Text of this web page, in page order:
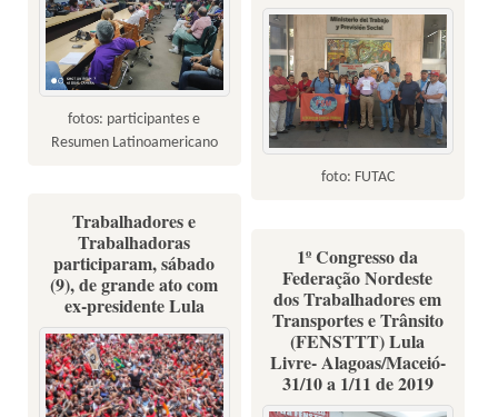
fotos: participantes e
Resumen Latinoamericano
foto: FUTAC
Trabalhadores e
Trabalhadoras
participaram, sábado
(9), de grande ato com
ex-presidente Lula
1º Congresso da
Federação Nordeste
dos Trabalhadores em
Transportes e Trânsito
(FENSTTT) Lula
Livre- Alagoas/Maceió-
31/10 a 1/11 de 2019